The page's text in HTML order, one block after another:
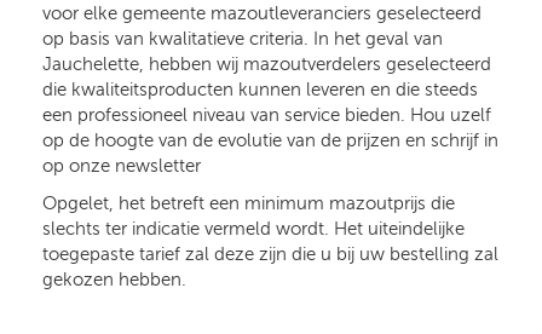
voor elke gemeente mazoutleveranciers geselecteerd
op basis van kwalitatieve criteria. In het geval van
Jauchelette, hebben wij mazoutverdelers geselecteerd
die kwaliteitsproducten kunnen leveren en die steeds
een professioneel niveau van service bieden. Hou uzelf
op de hoogte van de evolutie van de prijzen en schrijf in
op onze newsletter
Opgelet, het betreft een minimum mazoutprijs die
slechts ter indicatie vermeld wordt. Het uiteindelijke
toegepaste tarief zal deze zijn die u bij uw bestelling zal
gekozen hebben.